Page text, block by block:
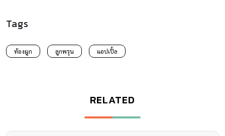
Tags
ท้องผูก ลูกพรุน แอปเปิ้ล
RELATED